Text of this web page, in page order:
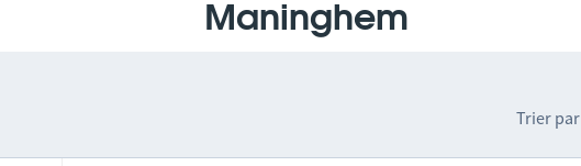
Maninghem
Trier par